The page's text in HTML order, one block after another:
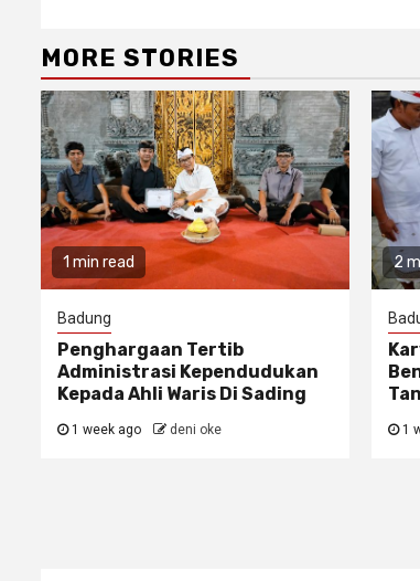
MORE STORIES
1 min read
Badung
Penghargaan Tertib
Administrasi Kependudukan
Kepada Ahli Waris Di Sading
1 week ago deni oke
2
1